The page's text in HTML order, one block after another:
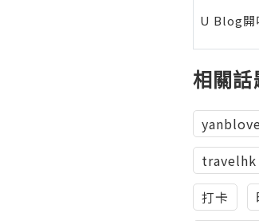
U Blog開
相關話
travelhk
打卡